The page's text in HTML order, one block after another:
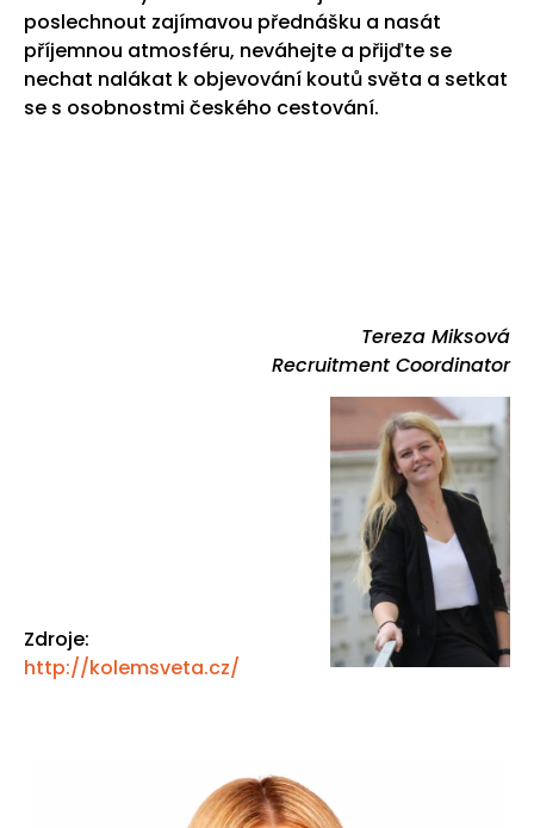
poslechnout zajímavou přednášku a nasát
příjemnou atmosféru, neváhejte a přijďte se
nechat nalákat k objevování koutů světa a setkat
se s osobnostmi českého cestování.
Tereza Miksová
Recruitment Coordinator
Zdroje:
http://kolemsveta.cz/